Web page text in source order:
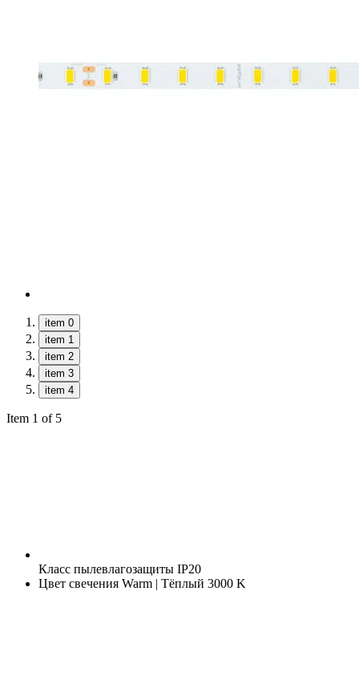
item 0
item 1
item 2
item 3
item 4
Item 1 of 5
Класс пылевлагозащиты IP20
Цвет свечения Warm | Тёплый 3000 K